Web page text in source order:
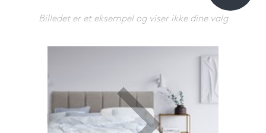
Silvana Support hovedpude 50x65 cm Flourine (blå)
Billedet er et eksempel og viser ikke dine valg